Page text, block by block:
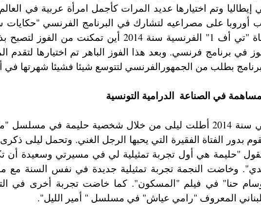
بطلب من الجمهورالفرنسي لتتوسع شيئا فشيئا شهرتها في
في الصناعة  الدرامية التونسية
المعروف "رامي عياش" في مسلسل " أمير الليل".